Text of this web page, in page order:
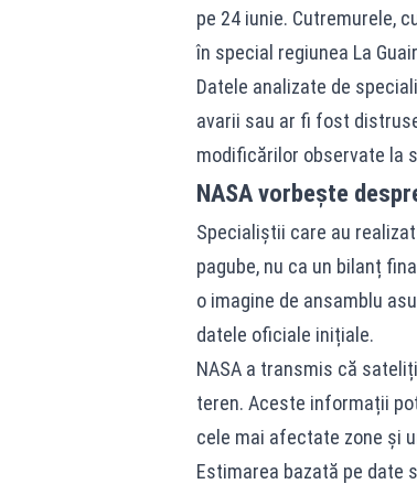
pe 24 iunie. Cutremurele,
în special regiunea La
Datele analizate de
avarii sau ar fi fost
modificărilor observate la
NASA vorbește
Specialiștii care au
pagube, nu ca un bilanț
o imagine de ansamblu
datele oficiale inițiale.
NASA a transmis că
teren. Aceste informații
cele mai afectate zone și
Estimarea bazată pe date